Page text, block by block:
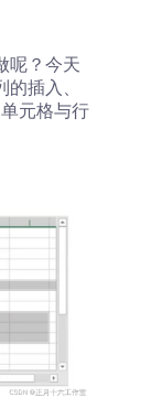
呢？今天
插入、
元格与行